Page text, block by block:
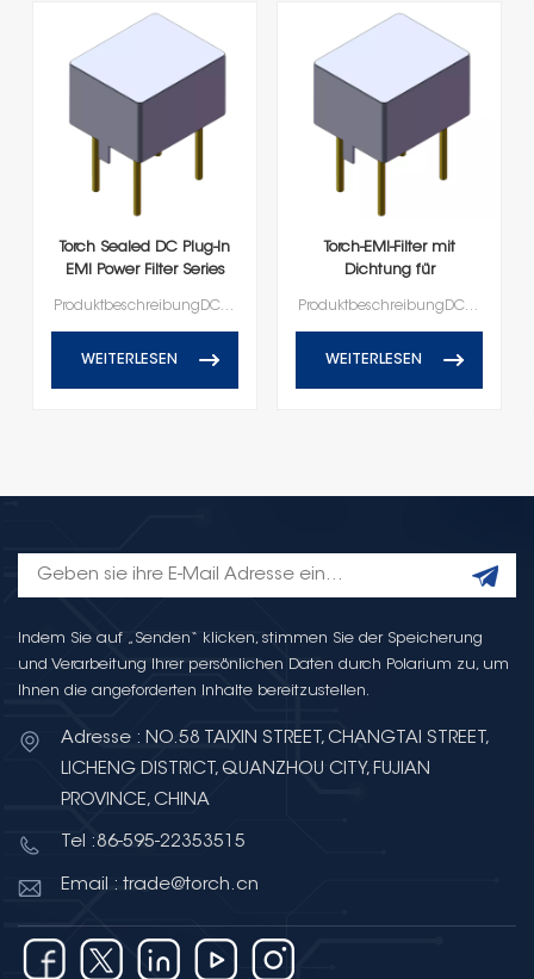
Torch Sealed DC Plug‐In
EMI Power Filter Series
ProduktbeschreibungDC-Steck-EMI-Netzfilter in abgedichteter Ausführung
WEITERLESEN
Torch-EMI-Filter mit
Dichtung für
ProduktbeschreibungDC-Steck-EMI-Netzfilter in abgedichteter Ausführung
WEITERLESEN
Indem Sie auf „Senden“ klicken, stimmen Sie der Speicherung
und Verarbeitung Ihrer persönlichen Daten durch Polarium zu, um
Ihnen die angeforderten Inhalte bereitzustellen.
Adresse : NO.58 TAIXIN STREET, CHANGTAI STREET,
LICHENG DISTRICT, QUANZHOU CITY, FUJIAN
PROVINCE, CHINA
Tel :86-595-22353515
Email : trade@torch.cn